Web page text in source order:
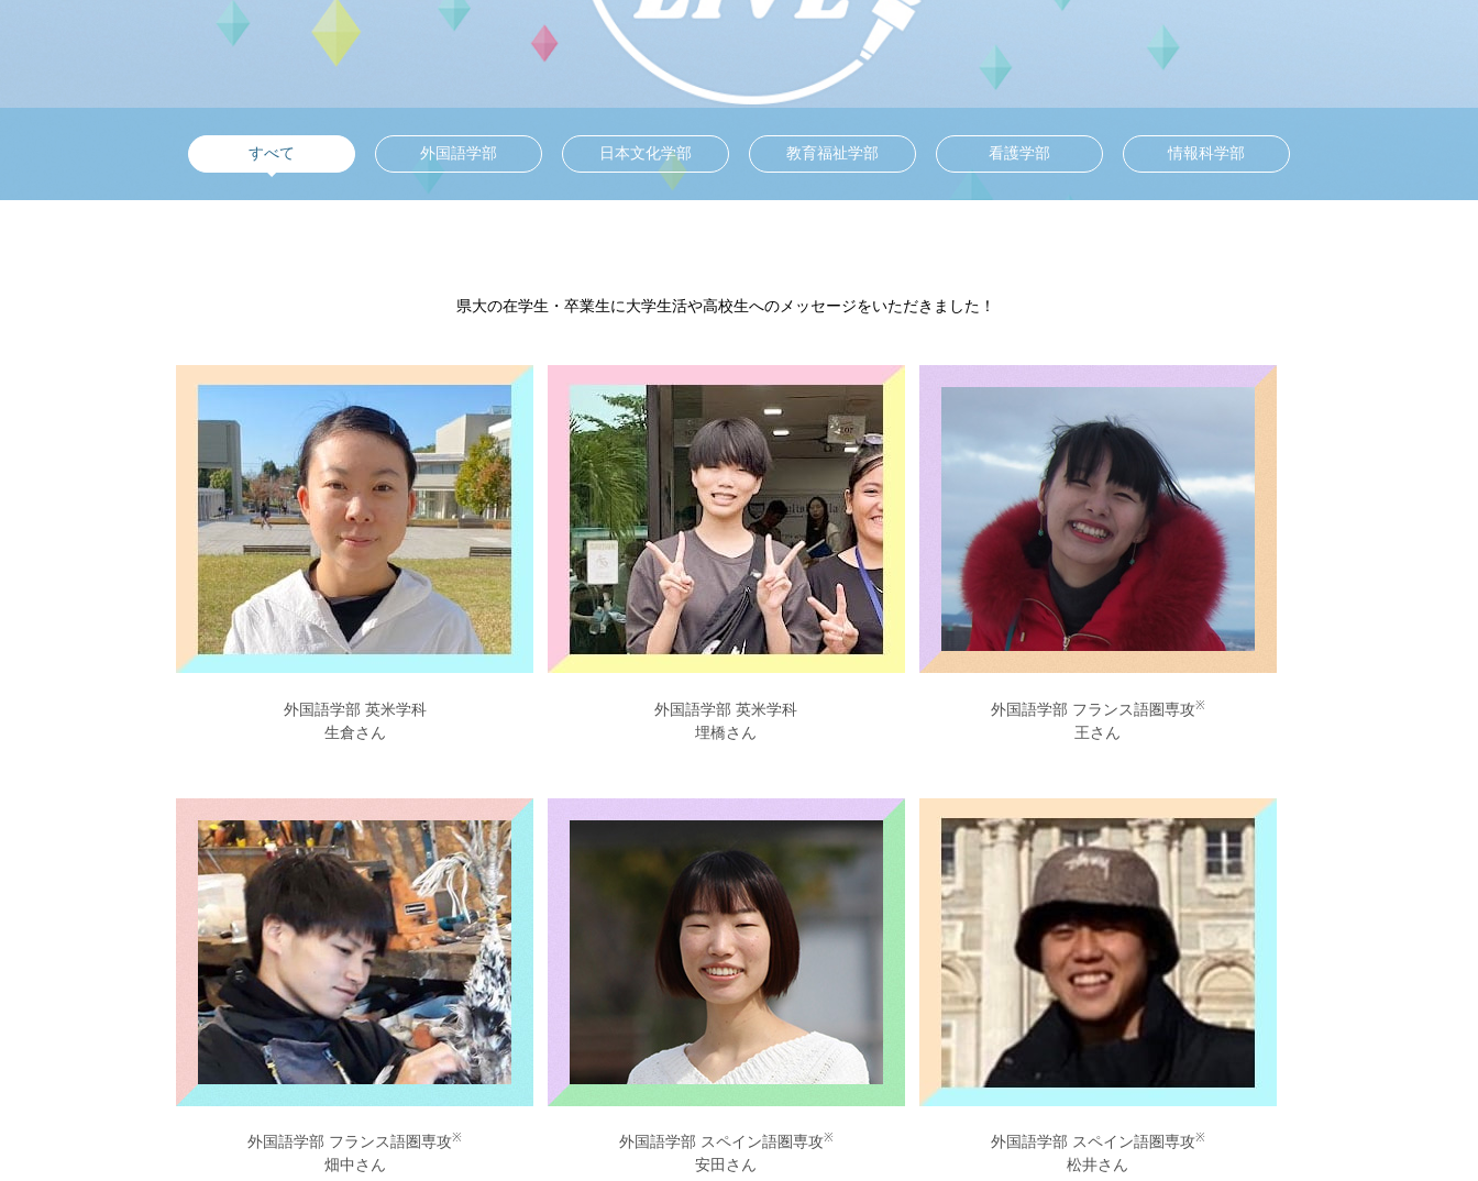
すべて 外国語学部 日本文化学部 教育福祉学部 看護学部 情報科学部
県大の在学生・卒業生に大学生活や高校生へのメッセージをいただきました！
外国語学部 英米学科
生倉さん
外国語学部 英米学科
埋橋さん
外国語学部 フランス語圏専攻※
王さん
外国語学部 フランス語圏専攻※
畑中さん
外国語学部 スペイン語圏専攻※
安田さん
外国語学部 スペイン語圏専攻※
松井さん